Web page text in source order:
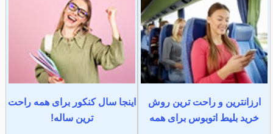
ارزانترین و راحت ترین روش
خرید بلیط اتوبوس برای همه
اینجا سال کنکور برای همه راحت
ترین ساله!